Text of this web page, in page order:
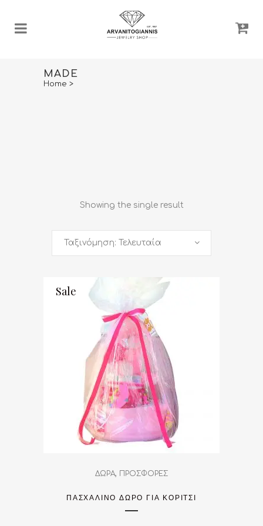
MADE
Home >
Showing the single result
Ταξινόμηση: Τελευταία
Sale
ΔΩΡΑ, ΠΡΟΣΦΟΡΕΣ
ΠΑΣΧΑΛΙΝΌ ΔΏΡΟ ΓΙΑ ΚΟΡΊΤΣΙ